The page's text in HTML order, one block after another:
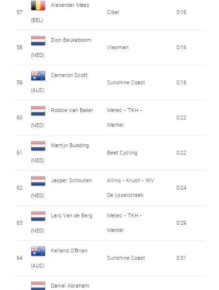
57
Alexander Maes
(BEL)
Cibel 0:16
58
Dion Beukeboom
(NED)
Vlasman 0:16
59
Cameron Scott
(AUS)
Sunshine Coast 0:16
60
Robbie Van Bakel
(NED)
Metec - TKH -
Mantel
0:22
61
Martijn Budding
(NED)
Beat Cycling 0:22
62
Jasper Schouten
(NED)
Allinq - Krush - WV
De Ijsselstreek
0:24
63
Lars Van de Berg
(NED)
Metec - TKH -
Mantel
0:29
64
Kelland O'Brien
(AUS)
Sunshine Coast 0:31
Daniel Abraham